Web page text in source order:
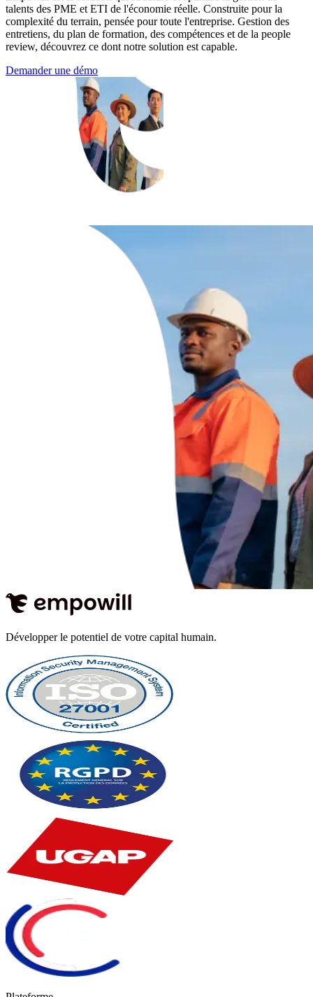
talents des PME et ETI de l'économie réelle. Construite pour la
complexité du terrain, pensée pour toute l'entreprise. Gestion des
entretiens, du plan de formation, des compétences et de la people
review, découvrez ce dont notre solution est capable.
Demander une démo
Développer le potentiel de votre capital humain.